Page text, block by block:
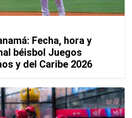
Fecha, hora y
béisbol Juegos
y del Caribe 2026